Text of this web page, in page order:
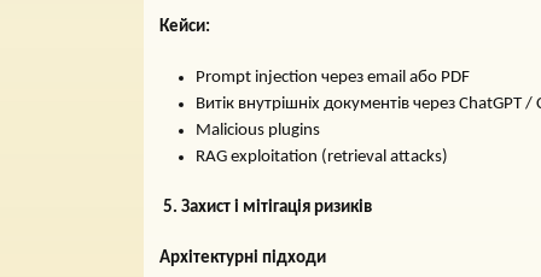
Кейси:
Prompt injection через email або PDF
Витік внутрішніх документів через ChatGPT /
Malicious plugins
RAG exploitation (retrieval attacks)
5. Захист і мітігація ризиків
Архітектурні підходи